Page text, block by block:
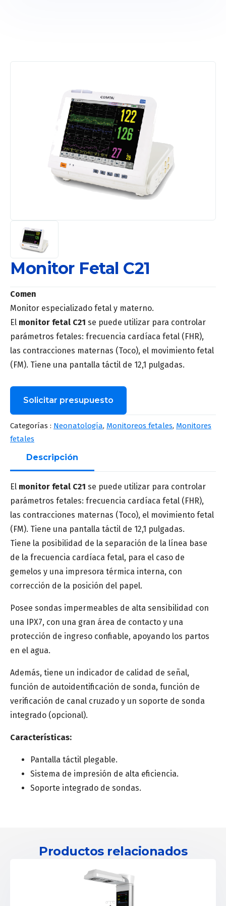
Monitor Fetal C21
Comen
Monitor especializado fetal y materno.
El monitor fetal C21 se puede utilizar para controlar
parámetros fetales: frecuencia cardíaca fetal (FHR),
las contracciones maternas (Toco), el movimiento fetal
(FM). Tiene una pantalla táctil de 12,1 pulgadas.
Solicitar presupuesto
Nombre
Apellido*
Correo*
Número de teléfono*
Provincia
Especialidad médica*
Centro de salud o Institución médica
Mensaje
Categorías : Neonatología, Monitoreos fetales, Monitores
fetales
Descripción
El monitor fetal C21 se puede utilizar para controlar
parámetros fetales: frecuencia cardíaca fetal (FHR),
las contracciones maternas (Toco), el movimiento fetal
(FM). Tiene una pantalla táctil de 12,1 pulgadas.
Tiene la posibilidad de la separación de la línea base
de la frecuencia cardíaca fetal, para el caso de
gemelos y una impresora térmica interna, con
corrección de la posición del papel.
Posee sondas impermeables de alta sensibilidad con
una IPX7, con una gran área de contacto y una
protección de ingreso confiable, apoyando los partos
en el agua.
Además, tiene un indicador de calidad de señal,
función de autoidentificación de sonda, función de
verificación de canal cruzado y un soporte de sonda
integrado (opcional).
Características:
Pantalla táctil plegable.
Sistema de impresión de alta eficiencia.
Soporte integrado de sondas.
Productos relacionados